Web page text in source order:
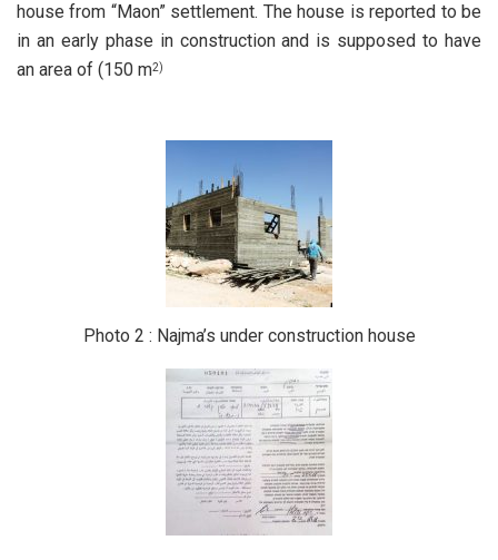
house from “Maon” settlement. The house is reported to be
in an early phase in construction and is supposed to have
an area of (150 m2)
Photo 2 : Najma’s under construction house